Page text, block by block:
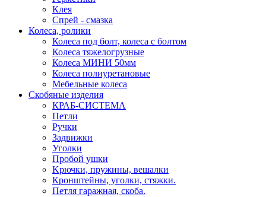
Клея
Спрей - смазка
Колеса, ролики
Колеса под болт, колеса с болтом
Колеса тяжелогрузные
Колеса МИНИ 50мм
Колеса полиуретановые
Мебельные колеса
Скобяные изделия
КРАБ-СИСТЕМА
Петли
Ручки
Задвижки
Уголки
Пробой ушки
Kрючки, пружины, вешалки
Кронштейны, уголки, стяжки.
Петля гаражная, скоба.